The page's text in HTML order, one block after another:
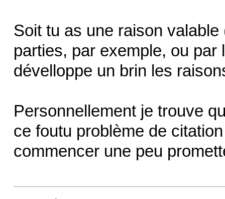
Soit tu as une raison
parties, par exemple, ou
dévelloppe un brin les
Personnellement je trouve
ce foutu problème de
commencer une peu